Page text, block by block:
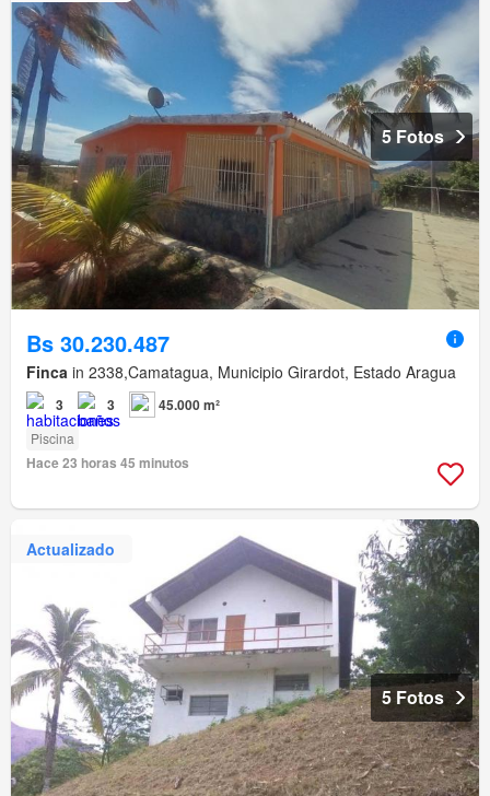
5 Fotos
Bs 30.230.487
Finca in 2338,Camatagua, Municipio Girardot, Estado Aragua
3 3 45.000 m²
Piscina
Hace 23 horas 45 minutos
Actualizado
5 Fotos